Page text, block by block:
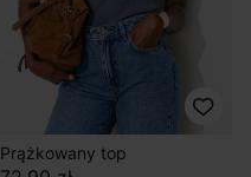
Prążkowany top